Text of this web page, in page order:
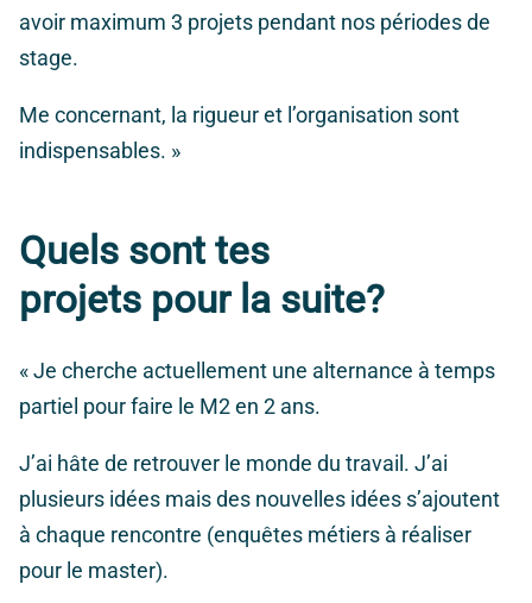
avoir maximum 3 projets pendant nos périodes de
stage.
Me concernant, la rigueur et l’organisation sont
indispensables. »
Quels sont tes
projets pour la suite?
« Je cherche actuellement une alternance à temps
partiel pour faire le M2 en 2 ans.
J’ai hâte de retrouver le monde du travail. J’ai
plusieurs idées mais des nouvelles idées s’ajoutent
à chaque rencontre (enquêtes métiers à réaliser
pour le master).